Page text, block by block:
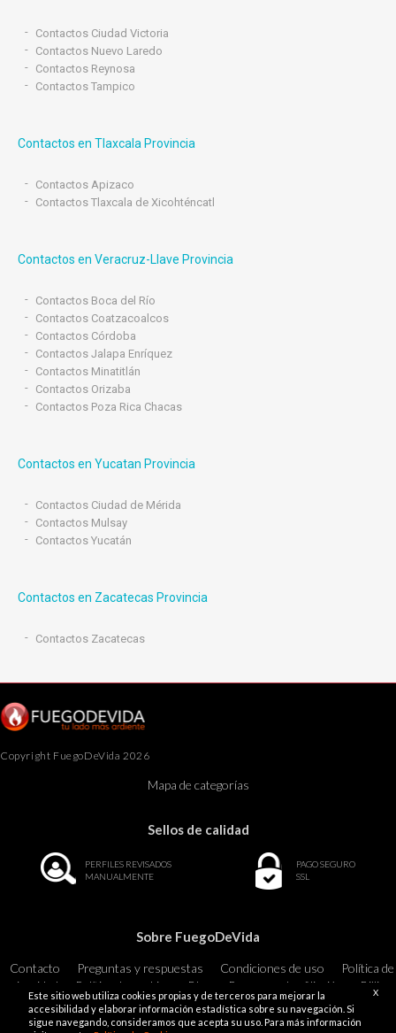
Contactos Ciudad Victoria
Contactos Nuevo Laredo
Contactos Reynosa
Contactos Tampico
Contactos en Tlaxcala Provincia
Contactos Apizaco
Contactos Tlaxcala de Xicohténcatl
Contactos en Veracruz-Llave Provincia
Contactos Boca del Río
Contactos Coatzacoalcos
Contactos Córdoba
Contactos Jalapa Enríquez
Contactos Minatitlán
Contactos Orizaba
Contactos Poza Rica Chacas
Contactos en Yucatan Provincia
Contactos Ciudad de Mérida
Contactos Mulsay
Contactos Yucatán
Contactos en Zacatecas Provincia
Contactos Zacatecas
Copyright FuegoDeVida 2026
Mapa de categorías
Sellos de calidad
PERFILES REVISADOS
MANUALMENTE
PAGO SEGURO
SSL
Sobre FuegoDeVida
Contacto Preguntas y respuestas Condiciones de uso
Política de
privacidad
Política de cookies Blog Programa de afiliación
Billing
Support
18 U.S.C. 2257 Record-Keeping Requirements Compliance
Statement Exempt
Este sitio web utiliza cookies propias y de terceros para mejorar la
accesibilidad y elaborar información estadística sobre su navegación. Si
sigue navegando, consideramos que acepta su uso. Para más información
X